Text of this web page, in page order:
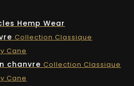
Hemp Wear
Collection Classique
Cane
chanvre Collection Classique
Cane